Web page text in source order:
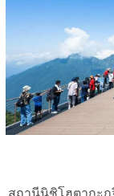
สถานีนิชิโฮตากะกุ